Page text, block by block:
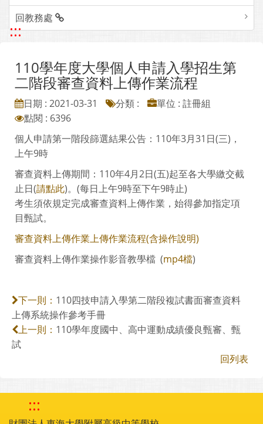
回教務處
:::
110學年度大學個人申請入學招生第
二階段審查資料上傳作業流程
日期 : 2021-03-31 分類 :
單位 : 註冊組
點閱 : 6396
個人申請第一階段篩選結果公告：110年3月31日(三)，
上午9時
審查資料上傳期間：110年4月2日(五)起至各大學繳交截
止日(請點此)。(每日上午9時至下午9時止)
考生須依規定完成審查資料上傳作業，始得參加指定項
目甄試。
審查資料上傳作業上傳作業流程(含操作說明)
審查資料上傳作業操作影音教學檔 (mp4檔)
下一則： 110四技申請入學第二階段複試書面審查資料
上傳系統操作參考手冊
上一則： 110學年度國中、高中運動成績優良甄審、甄
試
回列表
:::